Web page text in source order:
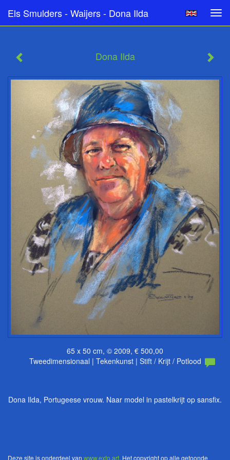
Els Smulders - Waijers - Dona Ilda
Dona Ilda
65 x 50 cm, © 2009, € 500,00
Tweedimensionaal | Tekenkunst | Stift / Krijt / Potlood
Dona Ilda, Portugeese vrouw. Naar model in pastelkrijt op sansfix.
Deze site is onderdeel van www.exto.art. Het copyright op alle getoonde